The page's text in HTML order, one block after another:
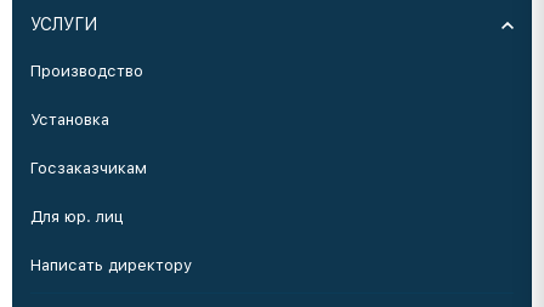
УСЛУГИ
Производство
Установка
Госзаказчикам
Для юр. лиц
Написать директору